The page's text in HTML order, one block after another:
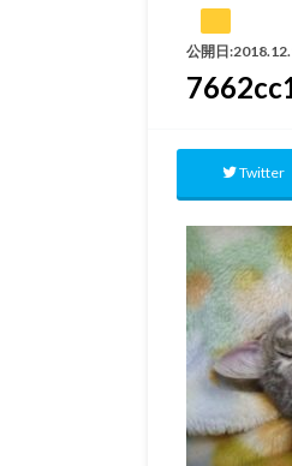
公開日
Twitter